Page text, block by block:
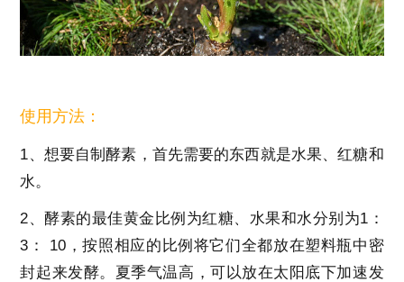
使用方法：
1、想要自制酵素，首先需要的东西就是水果、红糖和
水。
2、酵素的最佳黄金比例为红糖、水果和水分别为1：
3： 10，按照相应的比例将它们全都放在塑料瓶中密
封起来发酵。夏季气温高，可以放在太阳底下加速发